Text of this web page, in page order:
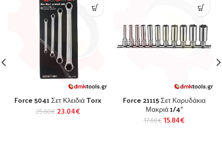
Force 5041 Σετ Κλειδιά Torx
25.60€ 23.04€
Force 21115 Σετ Καρυδάκια
Μακριά 1/4″
17.60€ 15.84€